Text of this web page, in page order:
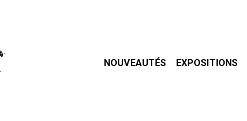
NOUVEAUTÉS EXPOSITIONS